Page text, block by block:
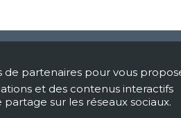
Site de
Hôpital
de partenaires pour vous
et des contenus interactifs
sur les réseaux sociaux.